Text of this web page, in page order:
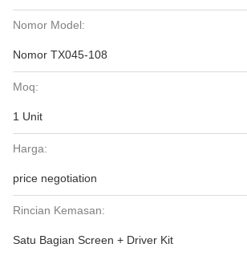
Nomor Model:
Nomor TX045-108
Moq:
1 Unit
Harga:
price negotiation
Rincian Kemasan:
Satu Bagian Screen + Driver Kit